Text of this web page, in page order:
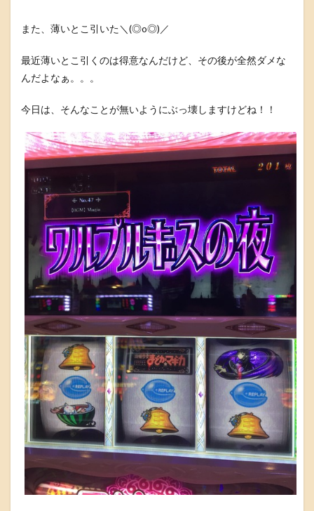
また、薄いとこ引いた＼(◎o◎)／
最近薄いとこ引くのは得意なんだけど、その後が全然ダメな
んだよなぁ。。。
今日は、そんなことが無いようにぶっ壊しますけどね！！